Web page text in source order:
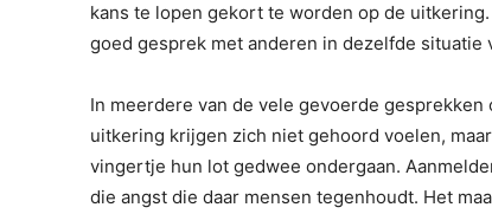
kans te lopen gekort te worden op de
goed gesprek met anderen in dezelfde situatie
In meerdere van de vele gevoerde
uitkering krijgen zich niet gehoord voelen,
vingertje hun lot gedwee ondergaan.
die angst die daar mensen tegenhoudt. Het